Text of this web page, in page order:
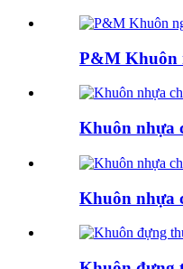
P&M Khuôn
Khuôn nhựa
Khuôn nhựa